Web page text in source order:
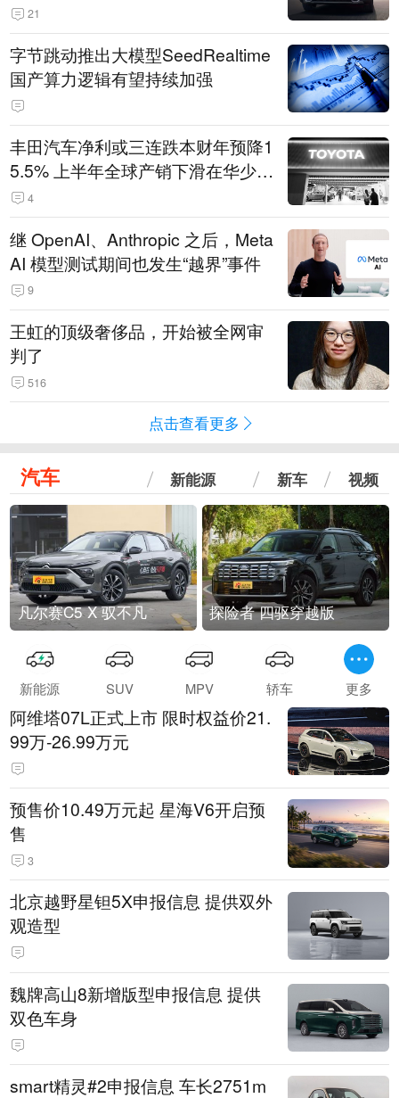
21
字节跳动推出大模型SeedRealtime
国产算力逻辑有望持续加强
丰田汽车净利或三连跌本财年预降1
5.5% 上半年全球产销下滑在华少卖
14.3万辆
4
继 OpenAI、Anthropic 之后，Meta
AI 模型测试期间也发生“越界”事件
9
王虹的顶级奢侈品，开始被全网审
判了
516
点击查看更多
汽车 新能源 新车 视频
凡尔赛C5 X 驭不凡 探险者 四驱穿越版
新能源 SUV MPV 轿车 更多
阿维塔07L正式上市 限时权益价21.
99万-26.99万元
预售价10.49万元起 星海V6开启预
售
3
北京越野星钽5X申报信息 提供双外
观造型
魏牌高山8新增版型申报信息 提供
双色车身
smart精灵#2申报信息 车长2751m